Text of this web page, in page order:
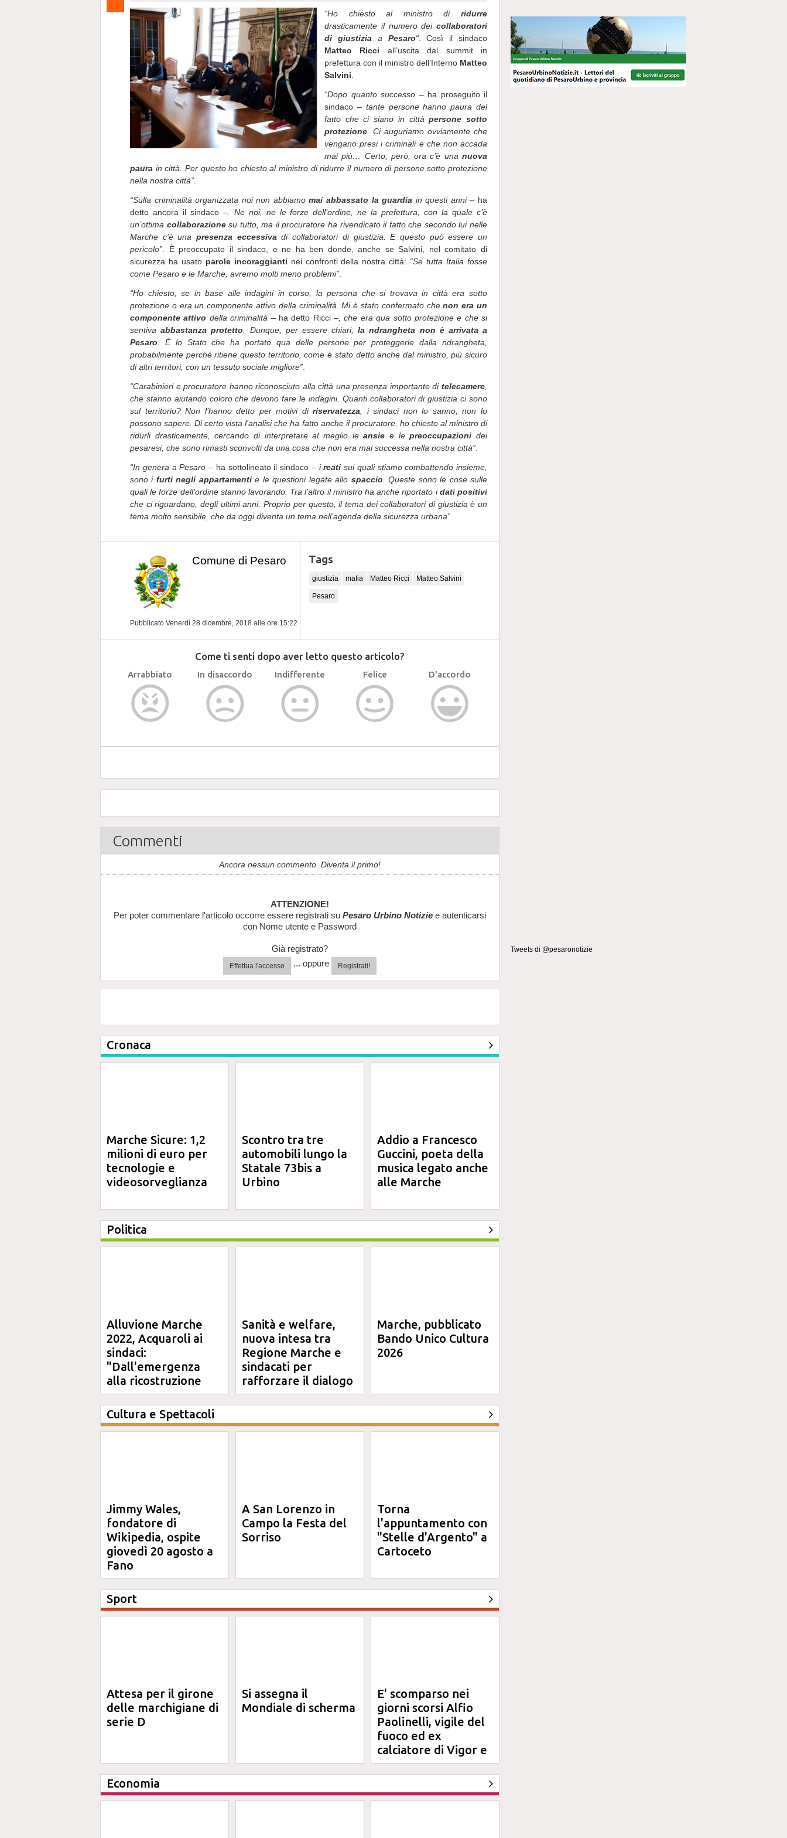
“Ho chiesto al ministro di ridurre
drasticamente il numero dei collaboratori
di giustizia a Pesaro“. Così il sindaco
Matteo Ricci all’uscita dal summit in
prefettura con il ministro dell’Interno Matteo
Salvini
“Dopo quanto successo – ha proseguito il
sindaco –tante persone hanno paura del
fatto che ci siano in cittàpersone sotto
protezione . Ci auguriamo ovviamente che
vengano presi i criminali e che non accada
mai più… Certo, però, ora c’è una nuova
paura in città. Per questo ho chiesto al ministro di ridurre il numero di persone sotto protezione
nella nostra città”
“Sulla criminalità organizzata noi non abbiamomai abbassato la guardia in questi anni– ha
detto ancora il sindaco –. Ne noi, ne le forze dell’ordine, ne la prefettura, con la quale c’è
un’ottima collaborazionesu tutto, ma il procuratore ha rivendicato il fatto che secondo lui nelle
Marche c’è unapresenza eccessiva di collaboratori di giustizia. E questo può essere un
pericolo” . È preoccupato il sindaco, e ne ha ben donde, anche se Salvini, nel comitato di
sicurezza ha usato parole incoraggianti nei confronti della nostra città: “Se tutta Italia fosse
come Pesaro e le Marche, avremo molti meno problemi”
“Ho chiesto, se in base alle indagini in corso, la persona che si trovava in città era sotto
protezione o era un componente attivo della criminalità. Mi è stato confermato chenon era un
componente attivo della criminalità – ha detto Ricci – , che era qua sotto protezione e che si
sentivaabbastanza protetto . Dunque, per essere chiari,la ndrangheta non è arrivata a
Pesaro . È lo Stato che ha portato qua delle persone per proteggerle dalla ndrangheta,
probabilmente perché ritiene questo territorio, come è stato detto anche dal ministro, più sicuro
di altri territori, con un tessuto sociale migliore”
“Carabinieri e procuratore hanno riconosciuto alla città una presenza importante di telecamere
che stanno aiutando coloro che devono fare le indagini. Quanti collaboratori di giustizia ci sono
sul territorio? Non l’hanno detto per motivi diriservatezza , i sindaci non lo sanno, non lo
possono sapere. Di certo vista l’analisi che ha fatto anche il procuratore, ho chiesto al ministro di
ridurli drasticamente, cercando di interpretare al meglio leansie e lepreoccupazioni dei
pesaresi, che sono rimasti sconvolti da una cosa che non era mai successa nella nostra città”
“In genera a Pesaro – ha sottolineato il sindaco –ireati sui quali stiamo combattendo insieme,
sono i furti negli appartamentie le questioni legate allo spaccio . Queste sono le cose sulle
quali le forze dell’ordine stanno lavorando. Tra l’altro il ministro ha anche riportato idati positivi
che ci riguardano, degli ultimi anni. Proprio per questo, il tema dei collaboratori di giustizia è un
tema molto sensibile, che da oggi diventa un tema nell’agenda della sicurezza urbana”
Comune di Pesaro
Pubblicato Venerdì 28 dicembre, 2018 alle ore 15:22
Tags
giustizia mafia Matteo Ricci Matteo Salvini
Pesaro
Come ti senti dopo aver letto questo articolo?
Arrabbiato In disaccordo Indifferente Felice D'accordo
Commenti
Ancora nessun commento. Diventa il primo!
ATTENZIONE!
Per poter commentare l'articolo occorre essere registrati su Pesaro Urbino Notizie e autenticarsi
con Nome utente e Password
Già registrato?
Effettua l'accesso ... oppure Registrati!
Cronaca
Marche Sicure: 1,2
milioni di euro per
tecnologie e
videosorveglianza
Scontro tra tre
automobili lungo la
Statale 73bis a
Urbino
Addio a Francesco
Guccini, poeta della
musica legato anche
alle Marche
Politica
Alluvione Marche
2022, Acquaroli ai
sindaci:
"Dall'emergenza
alla ricostruzione
definitiva"
Sanità e welfare,
nuova intesa tra
Regione Marche e
sindacati per
rafforzare il dialogo
Marche, pubblicato
Bando Unico Cultura
2026
Cultura e Spettacoli
Jimmy Wales,
fondatore di
Wikipedia, ospite
giovedì 20 agosto a
Fano
A San Lorenzo in
Campo la Festa del
Sorriso
Torna
l'appuntamento con
"Stelle d'Argento" a
Cartoceto
Sport
Attesa per il girone
delle marchigiane di
serie D
Si assegna il
Mondiale di scherma
E' scomparso nei
giorni scorsi Alfio
Paolinelli, vigile del
fuoco ed ex
calciatore di Vigor e
Jesina
Economia
Tweets di @pesaronotizie